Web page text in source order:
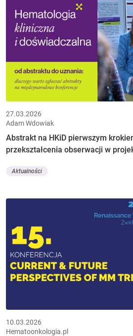
27.03.2026
Adam Wdowiak
Abstrakt na HKiD pierwszym
przekształcenia obserwacji w
Aktualności
10.03.2026
Hematoonkologia.pl